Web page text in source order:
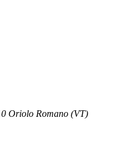
Oriolo Romano (VT)